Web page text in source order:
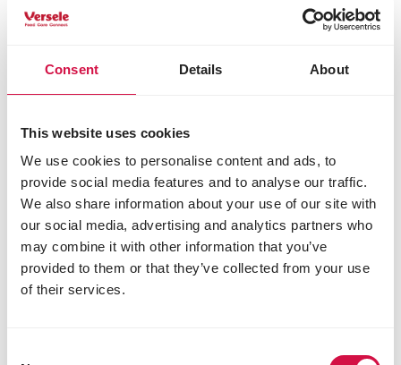
Consent Details About
This website uses cookies
We use cookies to personalise content and ads, to
provide social media features and to analyse our traffic.
We also share information about your use of our site with
our social media, advertising and analytics partners who
may combine it with other information that you’ve
provided to them or that they’ve collected from your use
of their services.
dat het belangrijk is om alert te zijn op mogelijke
risico's bij het delen van voedsel of bij het aanbieden